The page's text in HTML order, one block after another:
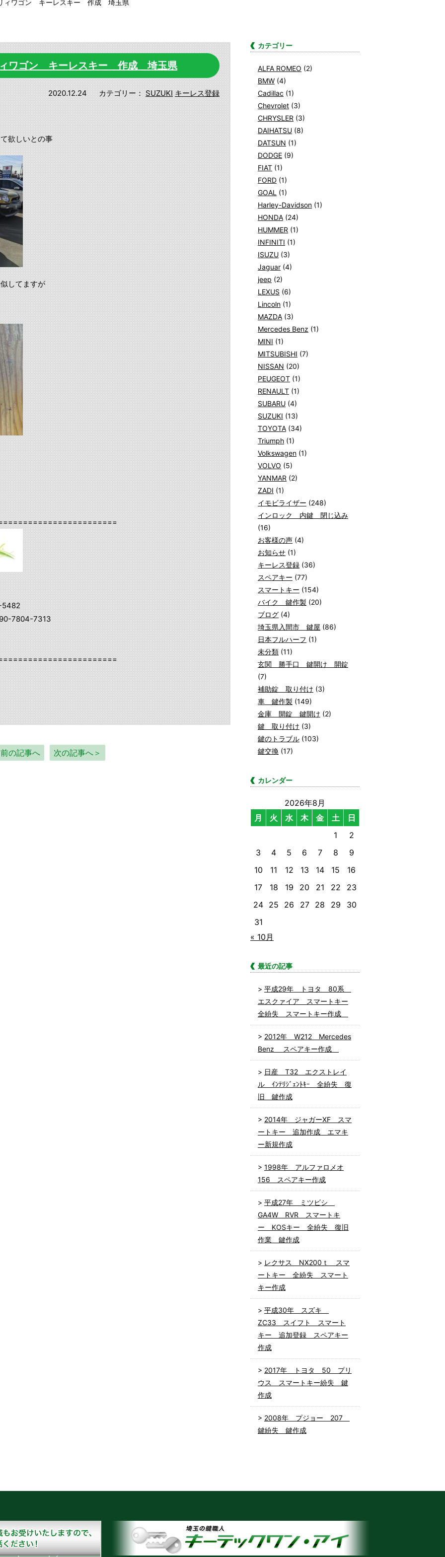
ィワゴン キーレスキー 作成 埼玉県
ワゴン キーレスキー 作成 埼玉県
2020.12.24 カテゴリー： SUZUKI キーレス登録
欲しいとの事
してますが
5482
7804-7313
前の記事へ 次の記事へ＞
カテゴリー
ALFA ROMEO (2)
BMW (4)
Cadillac (1)
Chevrolet (3)
CHRYSLER (3)
DAIHATSU (8)
DATSUN (1)
DODGE (9)
FIAT (1)
FORD (1)
GOAL (1)
Harley-Davidson (1)
HONDA (24)
HUMMER (1)
INFINITI (1)
ISUZU (3)
Jaguar (4)
jeep (2)
LEXUS (6)
Lincoln (1)
MAZDA (3)
Mercedes Benz (1)
MINI (1)
MITSUBISHI (7)
NISSAN (20)
PEUGEOT (1)
RENAULT (1)
SUBARU (4)
SUZUKI (13)
TOYOTA (34)
Triumph (1)
Volkswagen (1)
VOLVO (5)
YANMAR (2)
ZADI (1)
イモビライザー (248)
インロック 内鍵 閉じ込み
(16)
お客様の声 (4)
お知らせ (1)
キーレス登録 (36)
スペアキー (77)
スマートキー (154)
バイク 鍵作製 (20)
ブログ (4)
埼玉県入間市 鍵屋 (86)
日本フルハーフ (1)
未分類 (11)
玄関 勝手口 鍵開け 開錠
(7)
補助錠 取り付け (3)
車 鍵作製 (149)
金庫 開錠 鍵開け (2)
鍵 取り付け (3)
鍵のトラブル (103)
鍵交換 (17)
カレンダー
2026年8月
月
火 水 木 金 土
日
1
2
3
4 5 6 7 8
9
10
11 12 13 14 15
16
17
18 19 20 21 22
23
24 25 26 27 28 29
30
31
« 10月
最近の記事
平成29年 トヨタ 80系
エスクァイア スマートキー
全紛失 スマートキー作成
2012年 W212 Mercedes
Benz スペアキー作成
日産 T32 エクストレイ
ル ｲﾝﾃﾘｼﾞｪﾝﾄｷｰ 全紛失 復
旧 鍵作成
2014年 ジャガーXF スマ
ートキー 追加作成 エマキ
ー新規作成
1998年 アルファロメオ
156 スペアキー作成
平成27年 ミツビシ
GA4W RVR スマートキ
ー KOSキー 全紛失 復旧
作業 鍵作成
レクサス NX200ｔ スマ
ートキー 全紛失 スマート
キー作成
平成30年 スズキ
ZC33 スイフト スマート
キー 追加登録 スペアキー
作成
2017年 トヨタ 50 プリ
ウス スマートキー紛失 鍵
作成
2008年 プジョー 207
鍵紛失 鍵作成